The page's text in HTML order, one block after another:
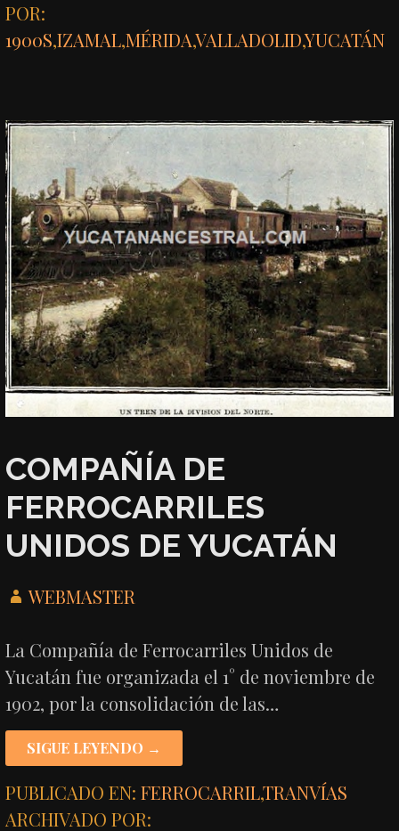
POR:
1900S,IZAMAL,MÉRIDA,VALLADOLID,YUCATÁN
COMPAÑÍA DE
FERROCARRILES
UNIDOS DE YUCATÁN
WEBMASTER
La Compañía de Ferrocarriles Unidos de
Yucatán fue organizada el 1° de noviembre de
1902, por la consolidación de las…
SIGUE LEYENDO →
PUBLICADO EN:FERROCARRIL,TRANVÍAS
ARCHIVADO POR: